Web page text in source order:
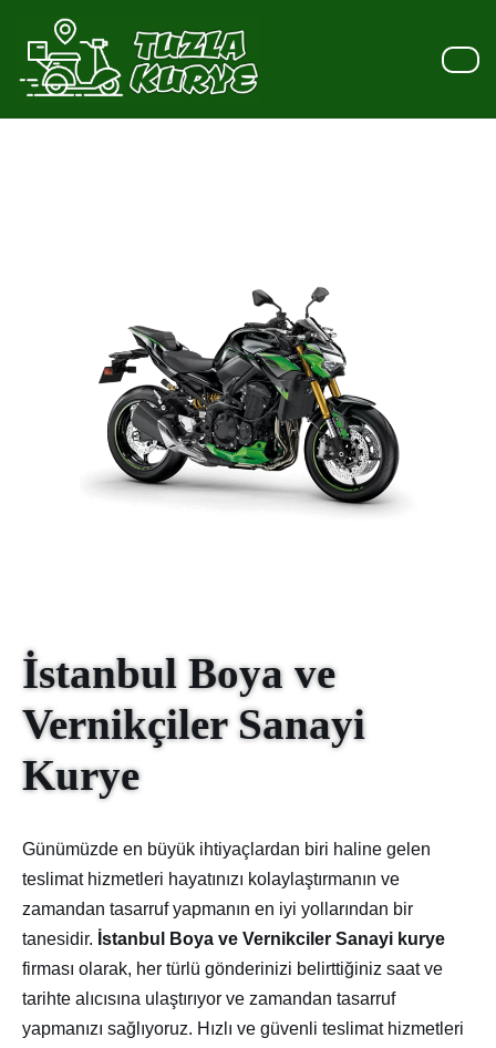
İçeriğe
geç
İstanbul Boya ve
Vernikçiler Sanayi
Kurye
Günümüzde en büyük ihtiyaçlardan biri haline gelen
teslimat hizmetleri hayatınızı kolaylaştırmanın ve
zamandan tasarruf yapmanın en iyi yollarından bir
tanesidir. İstanbul Boya ve Vernikciler Sanayi kurye
firması olarak, her türlü gönderinizi belirttiğiniz saat ve
tarihte alıcısına ulaştırıyor ve zamandan tasarruf
yapmanızı sağlıyoruz. Hızlı ve güvenli teslimat hizmetleri